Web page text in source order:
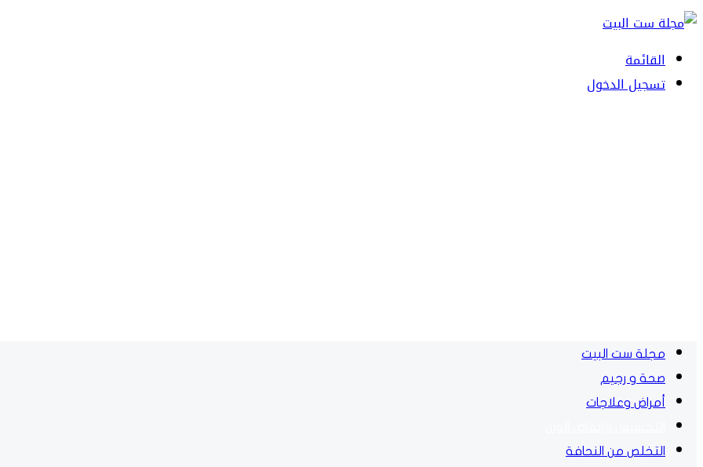
القائمة
تسجيل الدخول
مجلة ست البيت
صحة و رجيم
أمراض وعلاجات
التخلص من النحافة